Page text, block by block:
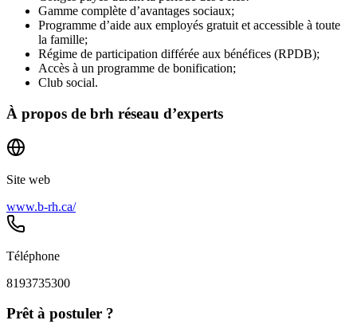
Gamme complète d’avantages sociaux;
Programme d’aide aux employés gratuit et accessible à toute
la famille;
Régime de participation différée aux bénéfices (RPDB);
Accès à un programme de bonification;
Club social.
À propos de brh réseau d’experts
Site web
www.b-rh.ca/
Téléphone
8193735300
Prêt à postuler ?